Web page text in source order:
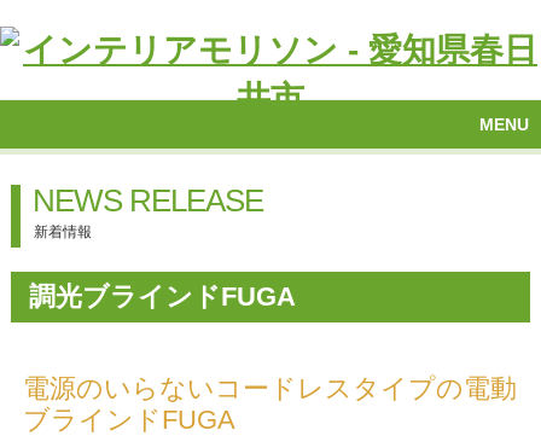
MENU
NEWS RELEASE
新着情報
調光ブラインドFUGA
電源のいらないコードレスタイプの電動
ブラインドFUGA